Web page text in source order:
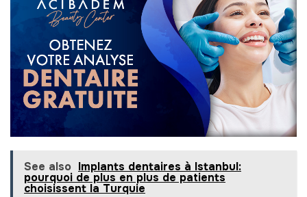
See also Implants dentaires à Istanbul:
pourquoi de plus en plus de patients
choisissent la Turquie